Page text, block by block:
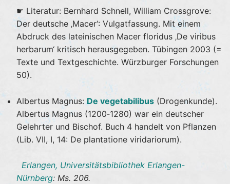
☛ Literatur: Bernhard Schnell, William Crossgrove:
Der deutsche ‚Macer‘: Vulgatfassung. Mit einem
Abdruck des lateinischen Macer floridus ‚De viribus
herbarum‘ kritisch herausgegeben. Tübingen 2003 (=
Texte und Textgeschichte. Würzburger Forschungen
50).
Albertus Magnus:De vegetabilibus (Drogenkunde).
Albertus Magnus (1200‐1280) war ein deutscher
Gelehrter und Bischof. Buch 4 handelt von Pflanzen
(Lib. VII, I, 14: De plantatione viridariorum).
Erlangen, Universitätsbibliothek Erlangen-
Nürnberg: Ms. 206.